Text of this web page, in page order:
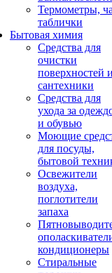
Термометры,
таблички
Бытовая химия
Средства для
очистки
поверхностей
сантехники
Средства для
ухода за
и обувью
Моющие
для посуды,
бытовой
Освежители
воздуха,
поглотители
запаха
кондиционеры
Стиральные